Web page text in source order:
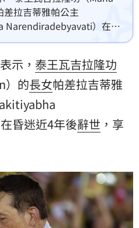
拉吉蒂雅帕公主
Narendiradebyavati）在昏
示， 泰王瓦吉拉隆功
）的長女帕差拉吉蒂雅
昏迷近4年後辭世 ，享